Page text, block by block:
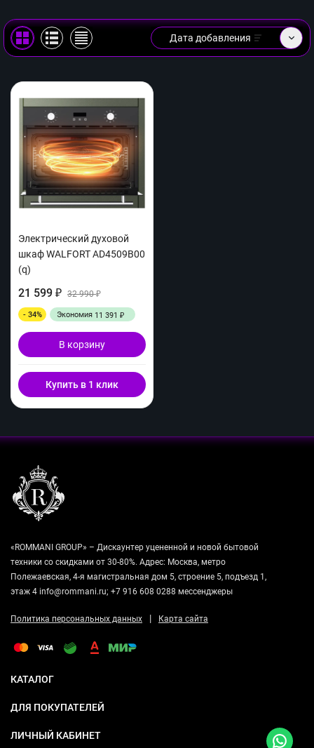
Дата добавления
Электрический духовой
шкаф WALFORT AD4509B00
(q)
21 599 ₽ 32 990₽
- 34% Экономия 11 391 ₽
В корзину
Купить в 1 клик
«ROMMANI GROUP» – Дискаунтер уцененной и новой бытовой
техники со скидками от 30-80%. Адрес: Москва, метро
Полежаевская, 4-я магистральная дом 5, строение 5, подъезд 1,
этаж 4 info@rommani.ru; +7 916 608 0288 мессенджеры
Политика персональных данных | Карта сайта
КАТАЛОГ
ДЛЯ ПОКУПАТЕЛЕЙ
ЛИЧНЫЙ КАБИНЕТ